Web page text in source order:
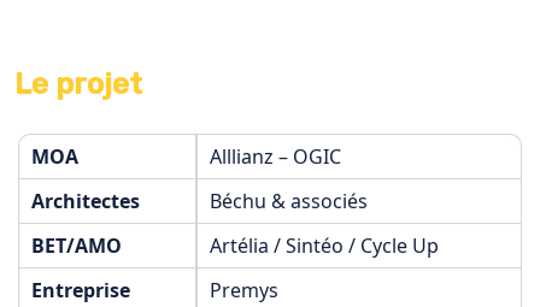
Le projet
MOA
Alllianz – OGIC
Architectes
Béchu & associés
BET/AMO
Artélia / Sintéo / Cycle Up
Entreprise
Premys